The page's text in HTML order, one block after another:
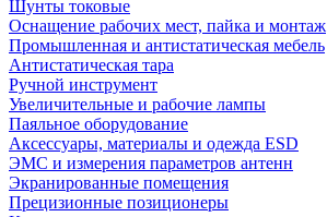
Шунты токовые
Оснащение рабочих мест, пайка и монтаж
Промышленная и антистатическая мебель
Антистатическая тара
Ручной инструмент
Увеличительные и рабочие лампы
Паяльное оборудование
Аксессуары, материалы и одежда ESD
ЭМС и измерения параметров антенн
Экранированные помещения
Прецизионные позиционеры